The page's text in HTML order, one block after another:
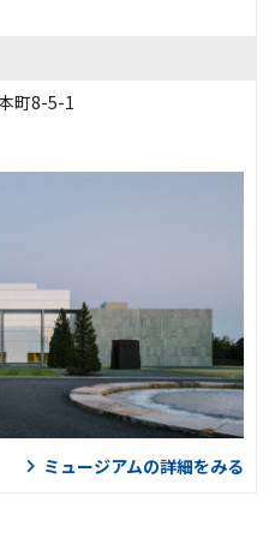
町8-5-1
ミュージアムの詳細をみる